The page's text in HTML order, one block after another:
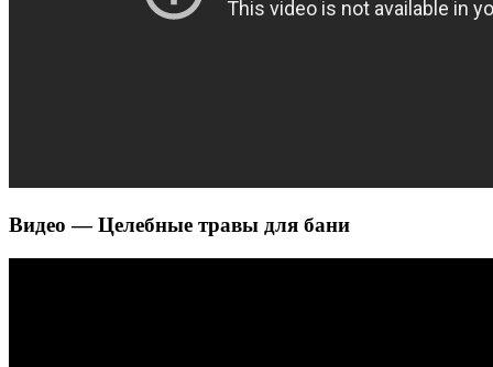
Видео — Целебные травы для бани